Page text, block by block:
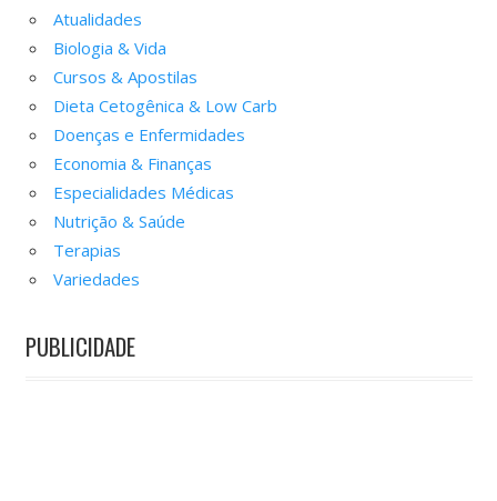
Atualidades
Biologia & Vida
Cursos & Apostilas
Dieta Cetogênica & Low Carb
Doenças e Enfermidades
Economia & Finanças
Especialidades Médicas
Nutrição & Saúde
Terapias
Variedades
PUBLICIDADE